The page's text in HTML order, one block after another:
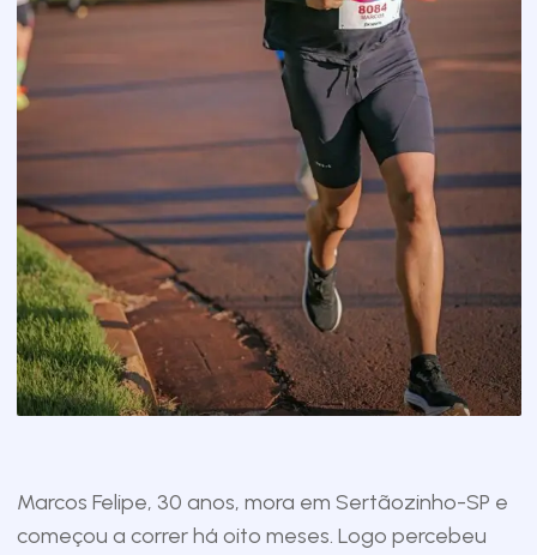
Marcos Felipe, 30 anos, mora em Sertãozinho-SP e
começou a correr há oito meses. Logo percebeu